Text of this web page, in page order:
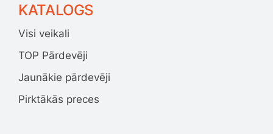
KATALOGS
Visi veikali
TOP Pārdevēji
Jaunākie pārdevēji
Pirktākās preces